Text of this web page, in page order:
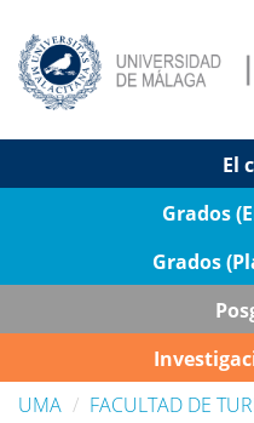
El
Grados
Grados
UMA
FACULTAD DE